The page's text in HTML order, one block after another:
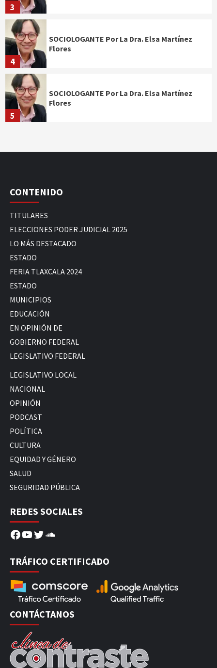
3
4
SOCIOLOGANTE Por La Dra. Elsa Martínez
Flores
5
SOCIOLOGANTE Por La Dra. Elsa Martínez
Flores
CONTENIDO
TITULARES
ELECCIONES PODER JUDICIAL 2025
LO MÁS DESTACADO
ESTADO
FERIA TLAXCALA 2024
ESTADO
MUNICIPIOS
EDUCACIÓN
EN OPINIÓN DE
GOBIERNO FEDERAL
LEGISLATIVO FEDERAL
LEGISLATIVO LOCAL
NACIONAL
OPINIÓN
PODCAST
POLÍTICA
CULTURA
EQUIDAD Y GÉNERO
SALUD
SEGURIDAD PÚBLICA
REDES SOCIALES
Facebook
YouTube
Twitter
SoundCloud
TRÁFICO CERTIFICADO
CONTÁCTANOS